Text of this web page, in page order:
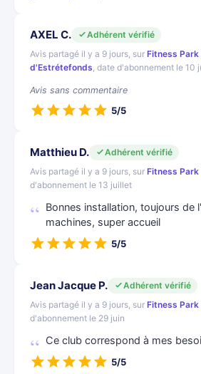
AXEL C.
Adhérent vérifié
Avis partagé il y a 9 jours, sur Fitness
d'Estrétefonds, date d'abonnement le 10
Avis sans commentaire
5/5
Matthieu D.
Adhérent vérifié
Avis partagé il y a 9 jours, sur Fitness
d'abonnement le 13 juillet
Bonnes installation, toujours de
machines, super accueil
5/5
Jean Jacque P.
Adhérent vérifié
Avis partagé il y a 9 jours, sur Fitness
d'abonnement le 29 juin
Ce club correspond à mes
5/5